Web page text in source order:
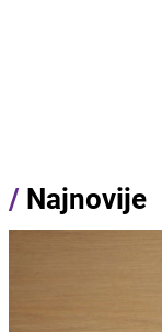
/ Najnovije